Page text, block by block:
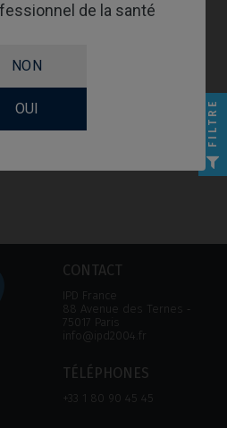
de la santé
NON
OUI
CONTACT
IPD France
88 Avenue des Ternes ‑
75017 Paris
info@ipd2004.fr
TÉLÉPHONES
+33 1 80 90 45 45
FILTRE